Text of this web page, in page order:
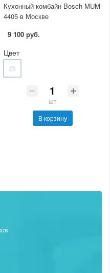
Кухонный комбайн Bosch MUM
4405 в Москве
9 100 руб.
Цвет
шт
В корзину